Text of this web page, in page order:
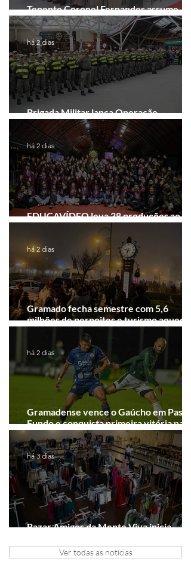
Tenente Coronel Fernandes assume
comando do 41º BPM em Gramado
Brigada Militar lança Operação
Convergência na Região das Hortênsias
há 2 dias
EDUCAVÍDEO leva 38 produções ao
Festival de Cinema de Gramado
há 2 dias
Gramado fecha semestre com 5,6
milhões de pernoites e turismo
Junho desponta!
há 2 dias
Gramadense vence o Gaúcho em Passo
Fundo e conquista primeira vitória na
Série A2
há 2 dias
Bazar Amigos da Mente Viva inicia
há 3 dias
Ver todas as notícias